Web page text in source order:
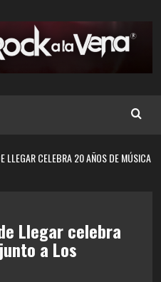
LLEGAR CELEBRA 20 AÑOS DE MÚSICA
Llegar celebra
a Los